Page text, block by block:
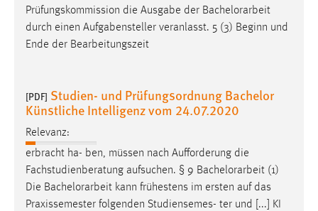
Prüfungskommission die Ausgabe der Bachelorarbeit
durch einen Aufgabensteller veranlasst. 5 (3) Beginn und
Ende der Bearbeitungszeit
[PDF] Studien- und Prüfungsordnung Bachelor
Künstliche Intelligenz vom 24.07.2020
Relevanz:
erbracht ha- ben, müssen nach Aufforderung die
Fachstudienberatung aufsuchen. § 9 Bachelorarbeit (1)
Die Bachelorarbeit kann frühestens im ersten auf das
Praxissemester folgenden Studiensemes- ter und [...] KI